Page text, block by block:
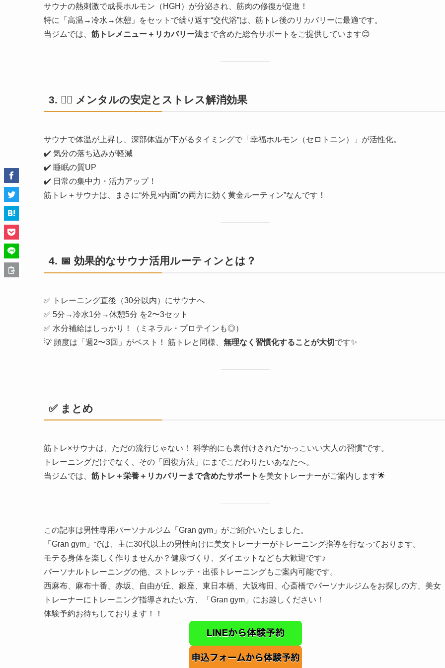
サウナの熱刺激で成長ホルモン（HGH）が分泌され、筋肉の修復が促進！
特に「高温→冷水→休憩」をセットで繰り返す“交代浴”は、筋トレ後のリカバリーに最適です。
当ジムでは、 筋トレメニュー＋リカバリー法まで含めた総合サポートをご提供しています😊
3. 🧘‍♂️ メンタルの安定とストレス解消効果
サウナで体温が上昇し、深部体温が下がるタイミングで「幸福ホルモン（セロトニン）」が活性化。
✔️ 気分の落ち込みが軽減
✔️ 睡眠の質UP
✔️ 日常の集中力・活力アップ！
筋トレ＋サウナは、まさに“外見×内面”の両方に効く黄金ルーティン”なんです！
4. 📅効果的なサウナ活用ルーティンとは？
✅ トレーニング直後（30分以内）にサウナへ
✅ 5分→冷水1分→休憩5分 を2〜3セット
✅ 水分補給はしっかり！（ミネラル・プロテインも◎）
💡 頻度は「週2〜3回」がベスト！ 筋トレと同様、 無理なく習慣化することが大切 です✨
✅ まとめ
筋トレ×サウナは、ただの流行じゃない！ 科学的にも裏付けされた“かっこいい大人の習慣”です。
トレーニングだけでなく、その「回復方法」にまでこだわりたいあなたへ。
当ジムでは、 筋トレ＋栄養＋リカバリーまで含めたサポート を美女トレーナーがご案内します🌟
この記事は男性専用パーソナルジム「Gran gym」がご紹介いたしました。
「Gran gym」では、主に30代以上の男性向けに美女トレーナーがトレーニング指導を行なっております。
モテる身体を楽しく作りませんか？健康づくり、ダイエットなども大歓迎です♪
パーソナルトレーニングの他、ストレッチ・出張トレーニングもご案内可能です。
西麻布、麻布十番、赤坂、自由が丘、銀座、東日本橋、大阪梅田、心斎橋でパーソナルジムをお探しの方、美女
トレーナーにトレーニング指導されたい方、「Gran gym」にお越しください！
体験予約お待ちしております！！